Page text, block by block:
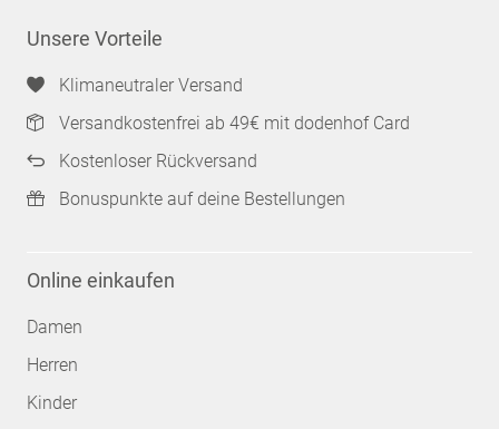
Unsere Vorteile
Klimaneutraler Versand
Versandkostenfrei ab 49€ mit dodenhof Card
Kostenloser Rückversand
Bonuspunkte auf deine Bestellungen
Online einkaufen
Damen
Herren
Kinder